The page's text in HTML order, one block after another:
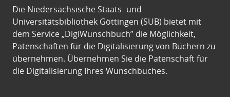
Die Niedersächsische Staats- und
Universitätsbibliothek Göttingen (SUB) bietet mit
dem Service „DigiWunschbuch” die Möglichkeit,
Patenschaften für die Digitalisierung von Büchern zu
übernehmen. Übernehmen Sie die Patenschaft für
die Digitalisierung Ihres Wunschbuches.